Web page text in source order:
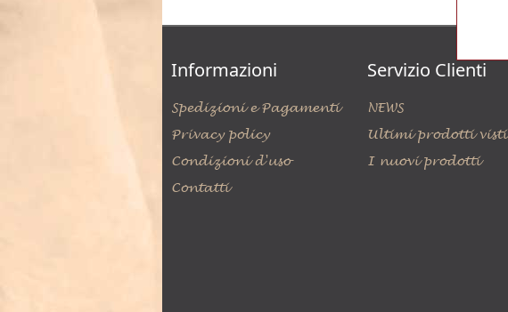
Informazioni
Spedizioni e Pagamenti
Privacy policy
Condizioni d'uso
Contatti
Servizio Clienti
NEWS
Ultimi prodotti visti
I nuovi prodotti